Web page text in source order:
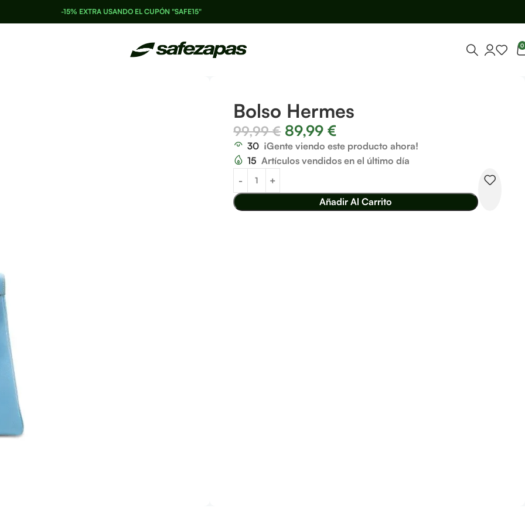
-15% EXTRA USANDO EL CUPÓN "SAFE15"
0
Bolso Hermes
99,99€ 89,99€
30 ¡Gente viendo este producto ahora!
15 Artículos vendidos en el último día
Añadir Al Carrito